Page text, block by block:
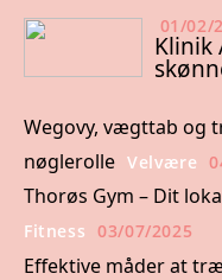
01/02/
Klinik
Wegovy, vægttab og
nøglerolle Velvære
Thorøs Gym – Dit
Fitness 03/07/2025
Effektive måder at